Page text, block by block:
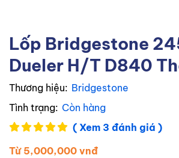
Lốp Bridgestone
Dueler H/T D840
Thương hiệu: Bridgestone
Tình trạng: Còn hàng
( Xem 3 đánh giá )
Từ 5,000,000 vnđ